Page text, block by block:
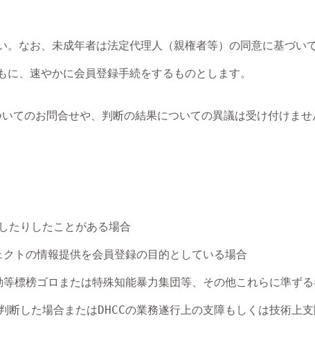
なお、未成年者は法定代理人（親権者等）の同意に基づい
、速やかに会員登録手続をするものとします。
てのお問合せや、判断の結果についての異議は受け付けませ
たりしたことがある場合
トの情報提供を会員登録の目的としている場合
榜ゴロまたは特殊知能暴力集団等、その他これらに準
した場合またはDHCCの業務遂行上の支障もしくは技術上